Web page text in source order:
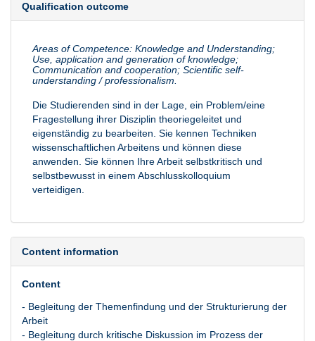
Qualification outcome
Areas of Competence: Knowledge and Understanding;
Use, application and generation of knowledge;
Communication and cooperation; Scientific self-
understanding / professionalism.
Die Studierenden sind in der Lage, ein Problem/eine
Fragestellung ihrer Disziplin theoriegeleitet und
eigenständig zu bearbeiten. Sie kennen Techniken
wissenschaftlichen Arbeitens und können diese
anwenden. Sie können Ihre Arbeit selbstkritisch und
selbstbewusst in einem Abschlusskolloquium
verteidigen.
Content information
Content
- Begleitung der Themenfindung und der Strukturierung der
Arbeit
- Begleitung durch kritische Diskussion im Prozess der